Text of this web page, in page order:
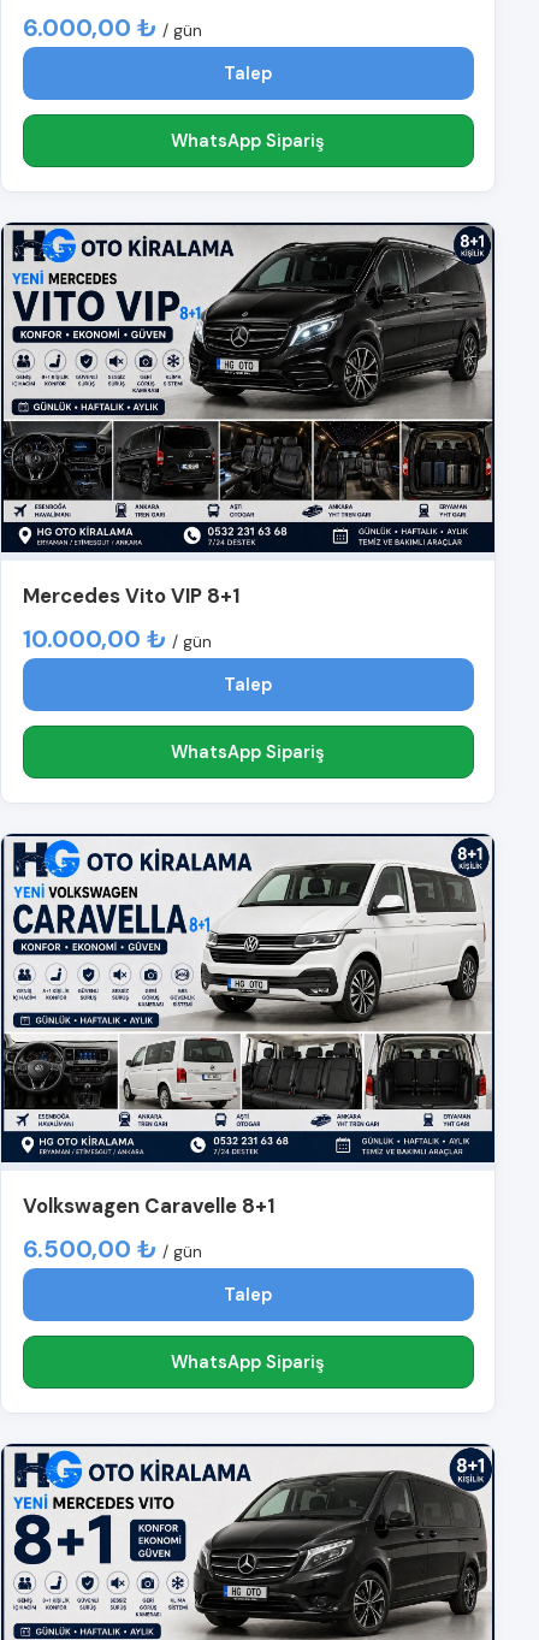
6.000,00 ₺ / gün
Talep
WhatsApp Sipariş
Mercedes Vito VIP 8+1
10.000,00 ₺ / gün
Talep
WhatsApp Sipariş
Volkswagen Caravelle 8+1
6.500,00 ₺ / gün
Talep
WhatsApp Sipariş